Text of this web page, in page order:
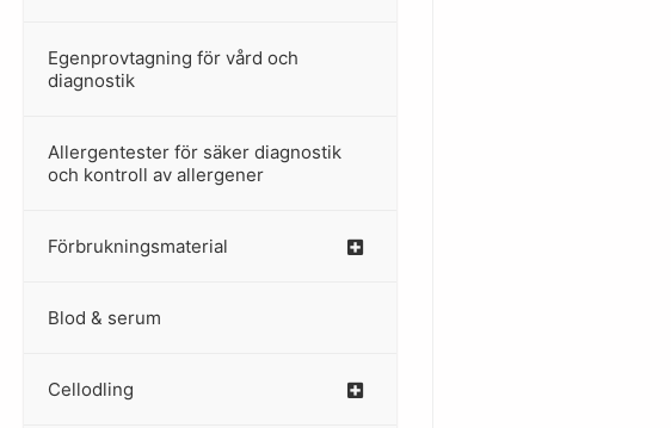
Egenprovtagning för vård och
diagnostik
–
Allergentester för säker diagnostik
och kontroll av allergener
–
Förbrukningsmaterial
Blod & serum
Cellodling
–